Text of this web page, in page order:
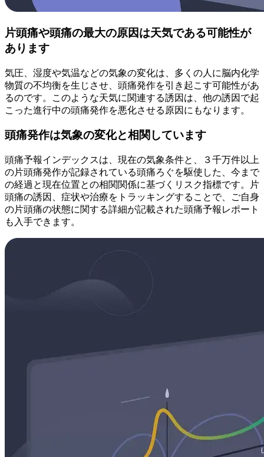
片頭痛や頭痛の最大の原因は天気である可能性が
あります
気圧、湿度や気温などの気象の変化は、多くの人に脳内化学
物質の不均衡を生じさせ、頭痛発作を引き起こす可能性があ
るのです。このような天気に関連する誘因は、他の誘因で起
こった進行中の頭痛発作を悪化させる原因にもなります。
頭痛発作は気象の変化と相関しています
頭痛予報インデックスは、現在の気象条件と、３千万件以上
の片頭痛発作が記録されている頭痛ろぐを駆使した、今まで
の経過と現在位置との相関関係に基づくリスク指標です。片
頭痛の誘因、症状や治療をトラッキングすることで、ご自身
の片頭痛の状態に関する詳細が記載された頭痛予報レポート
も入手できます。